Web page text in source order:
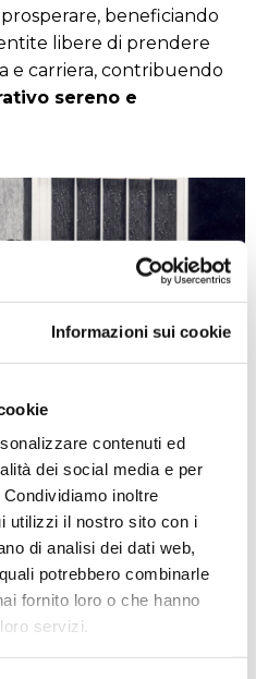
Informazioni sui cookie
contenuti ed
dei social media e per
inoltre
utilizzi il nostro sito con i
di analisi dei dati web,
potrebbero combinarle
fornito loro o che hanno
servizi.
beneficiando
libere di prendere
e carriera, contribuendo
sereno e